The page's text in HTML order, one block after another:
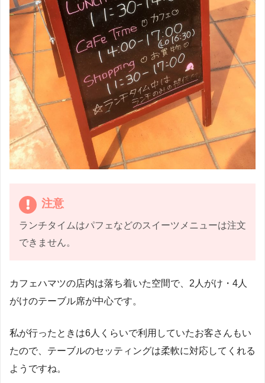
注意
ランチタイムはパフェなどのスイーツメニューは注文
できません。
カフェハマツの店内は落ち着いた空間で、2人がけ・4人
がけのテーブル席が中心です。
私が行ったときは6人くらいで利用していたお客さんもい
たので、テーブルのセッティングは柔軟に対応してくれる
ようですね。